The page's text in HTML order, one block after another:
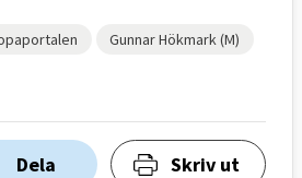
Gunnar Hökmark (M)
Dela Skriv ut